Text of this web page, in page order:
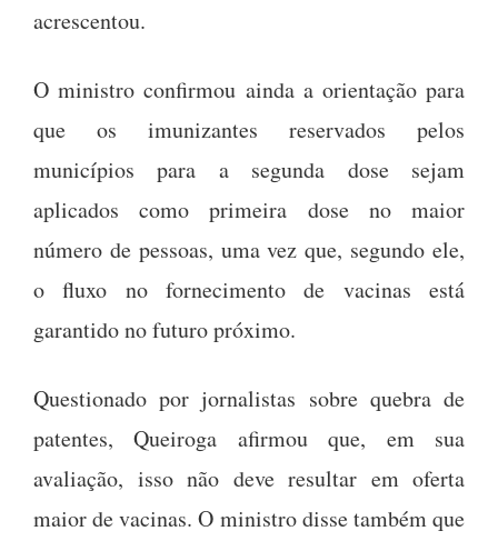
acrescentou.
O ministro confirmou ainda a orientação para
que os imunizantes reservados pelos
municípios para a segunda dose sejam
aplicados como primeira dose no maior
número de pessoas, uma vez que, segundo ele,
o fluxo no fornecimento de vacinas está
garantido no futuro próximo.
Questionado por jornalistas sobre quebra de
patentes, Queiroga afirmou que, em sua
avaliação, isso não deve resultar em oferta
maior de vacinas. O ministro disse também que